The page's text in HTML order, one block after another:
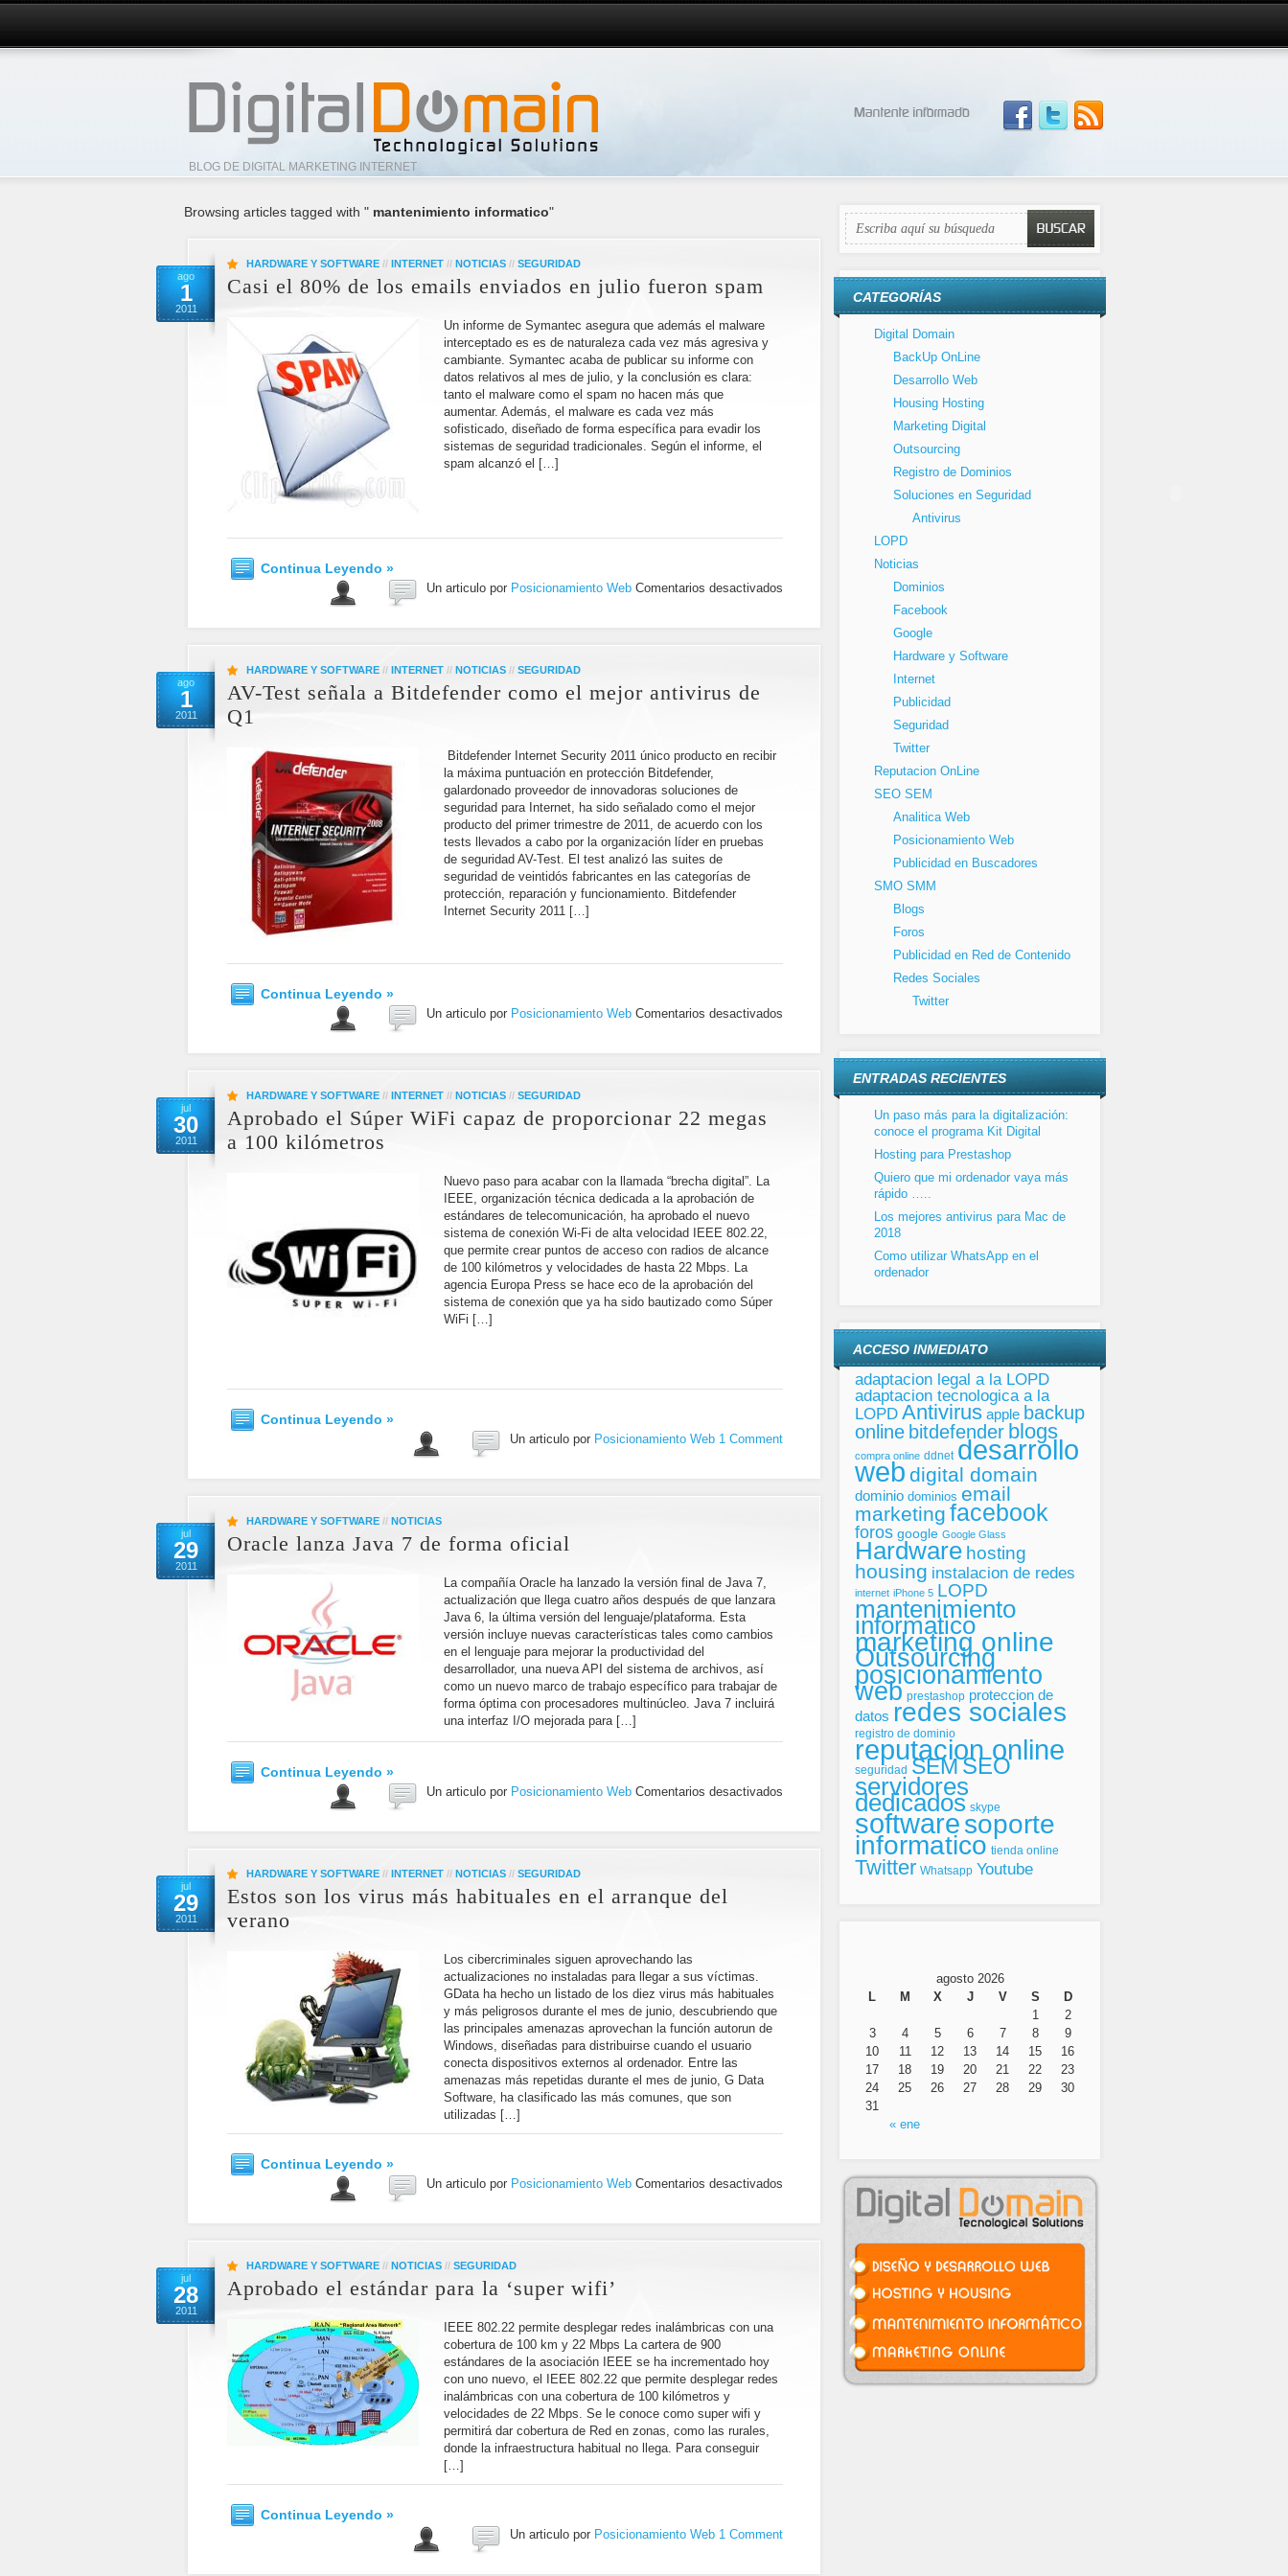
BLOG DE DIGITAL MARKETING INTERNET
Browsing articles tagged with " mantenimiento informatico"
ago
1
2011
HARDWARE Y SOFTWARE // INTERNET // NOTICIAS // SEGURIDAD
Casi el 80% de los emails enviados en julio fueron spam
Un informe de Symantec asegura que además el malware
interceptado es es de naturaleza cada vez más agresiva y
cambiante. Symantec acaba de publicar su informe con
datos relativos al mes de julio, y la conclusión es clara:
tanto el malware como el spam no hacen más que
aumentar. Además, el malware es cada vez más
sofisticado, diseñado de forma específica para evadir los
sistemas de seguridad tradicionales. Según el informe, el
spam alcanzó el […]
Continua Leyendo »
Un articulo por Posicionamiento Web Comentarios desactivados
ago
1
2011
HARDWARE Y SOFTWARE // INTERNET // NOTICIAS // SEGURIDAD
AV-Test señala a Bitdefender como el mejor antivirus de
Q1
Bitdefender Internet Security 2011 único producto en recibir
la máxima puntuación en protección Bitdefender,
galardonado proveedor de innovadoras soluciones de
seguridad para Internet, ha sido señalado como el mejor
producto del primer trimestre de 2011, de acuerdo con los
tests llevados a cabo por la organización líder en pruebas
de seguridad AV-Test. El test analizó las suites de
seguridad de veintidós fabricantes en las categorías de
protección, reparación y funcionamiento. Bitdefender
Internet Security 2011 […]
Continua Leyendo »
Un articulo por Posicionamiento Web Comentarios desactivados
jul
30
2011
HARDWARE Y SOFTWARE // INTERNET // NOTICIAS // SEGURIDAD
Aprobado el Súper WiFi capaz de proporcionar 22 megas
a 100 kilómetros
Nuevo paso para acabar con la llamada “brecha digital”. La
IEEE, organización técnica dedicada a la aprobación de
estándares de telecomunicación, ha aprobado el nuevo
sistema de conexión Wi-Fi de alta velocidad IEEE 802.22,
que permite crear puntos de acceso con radios de alcance
de 100 kilómetros y velocidades de hasta 22 Mbps. La
agencia Europa Press se hace eco de la aprobación del
sistema de conexión que ya ha sido bautizado como Súper
WiFi […]
Continua Leyendo »
Un articulo por Posicionamiento Web 1 Comment
jul
29
2011
HARDWARE Y SOFTWARE // NOTICIAS
Oracle lanza Java 7 de forma oficial
La compañía Oracle ha lanzado la versión final de Java 7,
actualización que llega cuatro años después de que lanzara
Java 6, la última versión del lenguaje/plataforma. Esta
versión incluye nuevas características tales como cambios
en el lenguaje para mejorar la productividad del
desarrollador, una nueva API del sistema de archivos, así
como un nuevo marco de trabajo específico para trabajar de
forma óptima con procesadores multinúcleo. Java 7 incluirá
una interfaz I/O mejorada para […]
Continua Leyendo »
Un articulo por Posicionamiento Web Comentarios desactivados
jul
29
2011
HARDWARE Y SOFTWARE // INTERNET // NOTICIAS // SEGURIDAD
Estos son los virus más habituales en el arranque del
verano
Los cibercriminales siguen aprovechando las
actualizaciones no instaladas para llegar a sus víctimas.
GData ha hecho un listado de los diez virus más habituales
y más peligrosos durante el mes de junio, descubriendo que
las principales amenazas aprovechan la función autorun de
Windows, diseñadas para distribuirse cuando el usuario
conecta dispositivos externos al ordenador. Entre las
amenazas más repetidas durante el mes de junio, G Data
Software, ha clasificado las más comunes, que son
utilizadas […]
Continua Leyendo »
Un articulo por Posicionamiento Web Comentarios desactivados
jul
28
2011
HARDWARE Y SOFTWARE // NOTICIAS // SEGURIDAD
Aprobado el estándar para la ‘super wifi’
IEEE 802.22 permite desplegar redes inalámbricas con una
cobertura de 100 km y 22 Mbps La cartera de 900
estándares de la asociación IEEE se ha incrementado hoy
con uno nuevo, el IEEE 802.22 que permite desplegar redes
inalámbricas con una cobertura de 100 kilómetros y
velocidades de 22 Mbps. Se le conoce como super wifi y
permitirá dar cobertura de Red en zonas, como las rurales,
donde la infraestructura habitual no llega. Para conseguir
[…]
Continua Leyendo »
Un articulo por Posicionamiento Web 1 Comment
CATEGORÍAS
Digital Domain
BackUp OnLine
Desarrollo Web
Housing Hosting
Marketing Digital
Outsourcing
Registro de Dominios
Soluciones en Seguridad
Antivirus
LOPD
Noticias
Dominios
Facebook
Google
Hardware y Software
Internet
Publicidad
Seguridad
Twitter
Reputacion OnLine
SEO SEM
Analitica Web
Posicionamiento Web
Publicidad en Buscadores
SMO SMM
Blogs
Foros
Publicidad en Red de Contenido
Redes Sociales
Twitter
ENTRADAS RECIENTES
Un paso más para la digitalización:
conoce el programa Kit Digital
Hosting para Prestashop
Quiero que mi ordenador vaya más
rápido …..
Los mejores antivirus para Mac de
2018
Como utilizar WhatsApp en el
ordenador
ACCESO INMEDIATO
adaptacion legal a la LOPD
adaptacion tecnologica a la
LOPD Antivirus apple backup
online bitdefender blogs
compra online ddnet desarrollo
web digital domain
dominio dominios email
marketing facebook
foros google Google Glass
Hardware hosting
housing instalacion de redes
internet iPhone 5 LOPD
mantenimiento
informatico
marketing online
Outsourcing
posicionamiento
web prestashop proteccion de
datos redes sociales
registro de dominio
reputacion online
seguridad SEMSEO
servidores
dedicados skype
softwaresoporte
informatico tienda online
Twitter Whatsapp Youtube
agosto 2026
L
M X J V S D
« ene
1
2
3
4 5 6 7 8
9
10
11 12 13 14 15
16
17
18 19 20 21 22
23
24
25 26 27 28 29
30
31